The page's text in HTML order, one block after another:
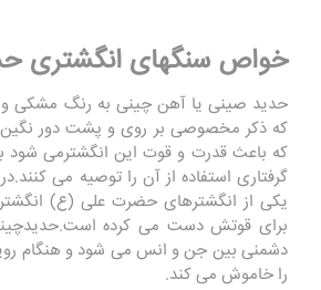
خواص سنگهای انگشتری
حدید صینی یا آهن چینی به رنگ مشکی و
که ذکر مخصوصی بر روی و پشت دور
که باعث قدرت و قوت این انگشترمی شود
گرفتاری استفاده از آن را توصیه می
یکی از انگشترهای حضرت علی (ع)
برای قوتش دست می کرده
دشمنی بین جن و انس می شود و هنگام
را خاموش می کند.